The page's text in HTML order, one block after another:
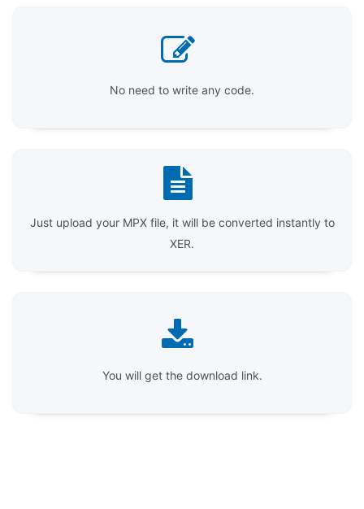
No need to write any code.
Just upload your MPX file, it will be converted instantly to
XER.
You will get the download link.